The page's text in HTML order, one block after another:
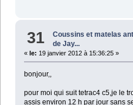
31 Coussins et matelas
de Jay...
« le: 19 janvier 2012 à 15:36:25 »
bonjour,,
pour moi qui suit tetrac4 c5,je le
assis environ 12 h par jour sans